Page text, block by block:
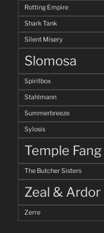
Rotting Empire
Shark Tank
Silent Misery
Slomosa
Spiritbox
Stahlmann
Summerbreeze
Sylosis
Temple Fang
The Butcher Sisters
Zeal & Ardor
Zerre